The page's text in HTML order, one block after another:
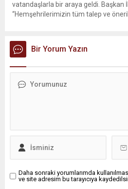
vatandaşlarla bir araya geldi. Başkan
“Hemşehrilerimizin tüm talep ve
sohbet eden, onların talep ve önerileri
Kurnaz, gelen taleplerin çözümü için...
Bir Yorum Yazın
Daha sonraki yorumlarımda
ve site adresim bu tarayıcıya